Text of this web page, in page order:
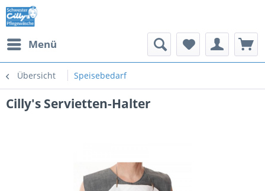
Menü
Übersicht Speisebedarf
Cilly's Servietten-Halter